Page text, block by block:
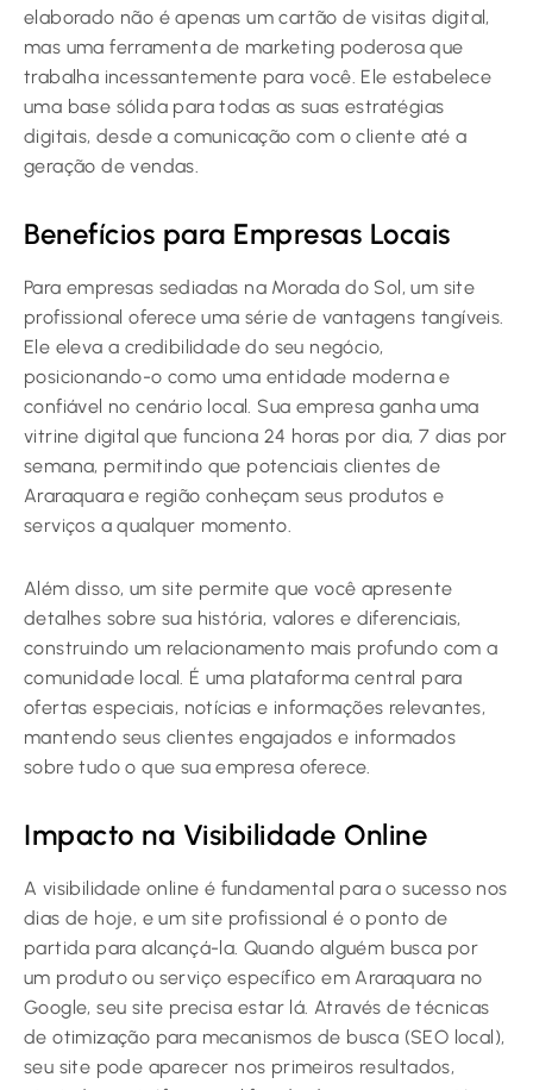
elaborado não é apenas um cartão de visitas digital,
mas uma ferramenta de marketing poderosa que
trabalha incessantemente para você. Ele estabelece
uma base sólida para todas as suas estratégias
digitais, desde a comunicação com o cliente até a
geração de vendas.
Benefícios para Empresas Locais
Para empresas sediadas na Morada do Sol, um site
profissional oferece uma série de vantagens tangíveis.
Ele eleva a credibilidade do seu negócio,
posicionando-o como uma entidade moderna e
confiável no cenário local. Sua empresa ganha uma
vitrine digital que funciona 24 horas por dia, 7 dias por
semana, permitindo que potenciais clientes de
Araraquara e região conheçam seus produtos e
serviços a qualquer momento.
Além disso, um site permite que você apresente
detalhes sobre sua história, valores e diferenciais,
construindo um relacionamento mais profundo com a
comunidade local. É uma plataforma central para
ofertas especiais, notícias e informações relevantes,
mantendo seus clientes engajados e informados
sobre tudo o que sua empresa oferece.
Impacto na Visibilidade Online
A visibilidade online é fundamental para o sucesso nos
dias de hoje, e um site profissional é o ponto de
partida para alcançá-la. Quando alguém busca por
um produto ou serviço específico em Araraquara no
Google, seu site precisa estar lá. Através de técnicas
de otimização para mecanismos de busca (SEO local),
seu site pode aparecer nos primeiros resultados,